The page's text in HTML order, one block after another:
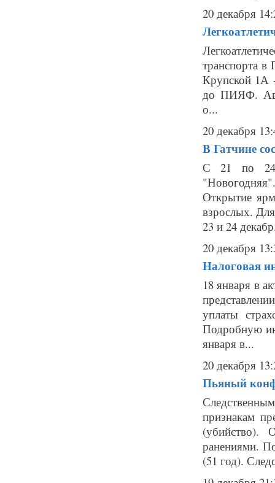
20 декабря
транспорта в
Крупской 1А
до ПИЯФ.
о...
20 декабря
В Гатчине
С 21 по 24
Открытие
взрослых.
23 и 24
20 декабря
Налоговая
18 января в
уплаты
Подробную
января в...
20 декабря
Пьяный
признакам
(убийство).
ранениями.
(51 год).